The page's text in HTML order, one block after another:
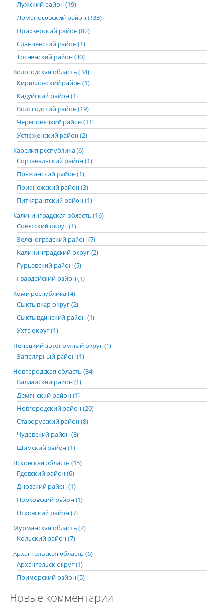
Лужский район (19)
Ломоносовский район (133)
Приозерский район (82)
Сланцевский район (1)
Тосненский район (30)
Вологодская область (34)
Кирилловский район (1)
Кадуйский район (1)
Вологодский район (19)
Череповецкий район (11)
Устюженский район (2)
Карелия республика (6)
Сортавальский район (1)
Пряжинский район (1)
Прионежский район (3)
Питкярантский район (1)
Калининградская область (16)
Советский округ (1)
Зеленоградский район (7)
Калининградский округ (2)
Гурьевский район (5)
Гвардейский район (1)
Коми республика (4)
Сыктывкар округ (2)
Сыктывдинский район (1)
Ухта округ (1)
Ненецкий автономный округ (1)
Заполярный район (1)
Новгородская область (34)
Валдайский район (1)
Демянский район (1)
Новгородский район (20)
Старорусский район (8)
Чудовский район (3)
Шимский район (1)
Псковская область (15)
Гдовский район (6)
Дновский район (1)
Порховский район (1)
Псковский район (7)
Мурманская область (7)
Кольский район (7)
Архангельская область (6)
Архангельск округ (1)
Приморский район (5)
Новые комментарии